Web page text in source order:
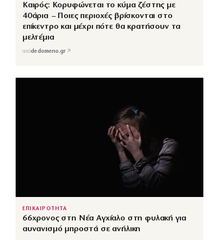
Καιρός: Κορυφώνεται το κύμα ζέστης με
40άρια – Ποιες περιοχές βρίσκονται στο
επίκεντρο και μέχρι πότε θα κρατήσουν τα
μελτέμια
απόdedomeno.gr ↗
ΕΠΙΚΑΙΡΟΤΗΤΑ
66χρονος στη Νέα Αγχίαλο στη φυλακή για
αυνανισμό μπροστά σε ανήλικη